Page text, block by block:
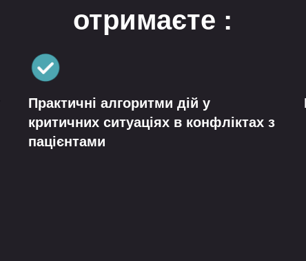
отримаєте :
Практичні алгоритми дій у
критичних ситуаціях в конфліктах з
пацієнтами